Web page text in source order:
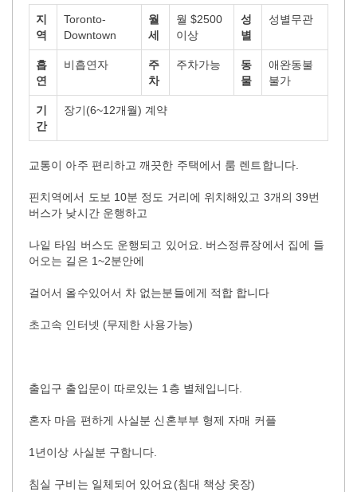
지
역
Toronto-
Downtown
월
세
월 $2500
이상
성
별
성별무관
흡
연
비흡연자
주
차
주차가능
동
물
애완동불
불가
기
간
장기(6~12개월) 계약
교통이 아주 편리하고 깨끗한 주택에서 룸 렌트합니다.
핀치역에서 도보 10분 정도 거리에 위치해있고 3개의 39번
버스가 낮시간 운행하고
나잍 타임 버스도 운행되고 있어요. 버스정류장에서 집에 들
어오는 길은 1~2분안에
걸어서 올수있어서 차 없는분들에게 적합 합니다
초고속 인터넷 (무제한 사용가능)
출입구 출입문이 따로있는 1층 별체입니다.
혼자 마음 편하게 사실분 신혼부부 형제 자매 커플
1년이상 사실분 구함니다.
침실 구비는 일체되어 있어요(침대 책상 옷장)